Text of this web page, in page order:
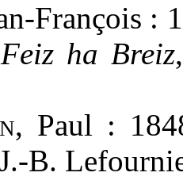
François :
Feiz ha Breiz
, Paul :
B.